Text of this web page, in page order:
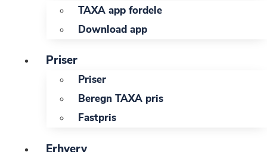
TAXA app fordele
Download app
Priser
Priser
Beregn TAXA pris
Fastpris
Erhverv